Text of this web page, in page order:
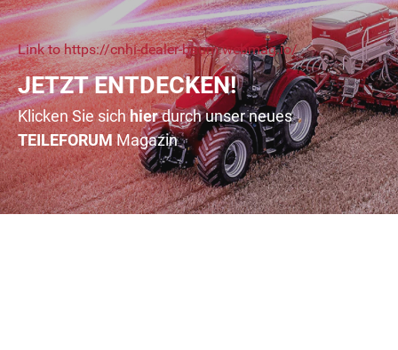
Link to https://cnhi-dealer-baum.webmag.io/
JETZT ENTDECKEN!
Klicken Sie sichhierdurch unser neues
TEILEFORUMMagazin